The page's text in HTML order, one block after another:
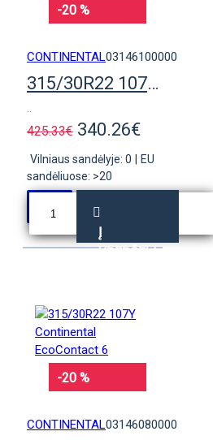
-20 %
CONTINENTAL03146100000
315/30R22 107Y Conti PremiumContact 6
..
425.33€ 340.26€
Vilniaus sandėlyje: 0
EU
sandėliuose: >20
Į
KREPŠELĮ
-20 %
CONTINENTAL03146080000